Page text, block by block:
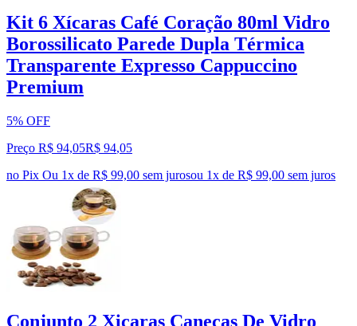
Kit 6 Xícaras Café Coração 80ml Vidro
Borossilicato Parede Dupla Térmica
Transparente Expresso Cappuccino
Premium
5% OFF
Preço R$ 94,05R$ 94,05
no Pix Ou 1x de R$ 99,00 sem jurosou 1x de R$ 99,00 sem juros
Conjunto 2 Xicaras Canecas De Vidro